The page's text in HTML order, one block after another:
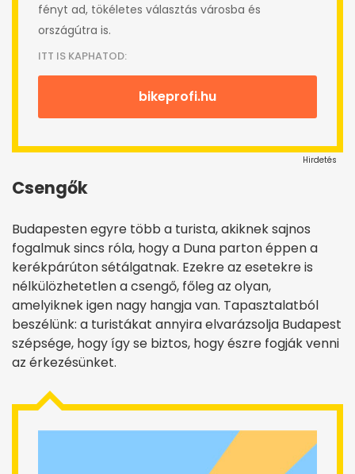
fényt ad, tökéletes választás városba és
országútra is.
ITT IS KAPHATOD:
bikeprofi.hu
Hirdetés
Csengők
Budapesten egyre több a turista, akiknek sajnos
fogalmuk sincs róla, hogy a Duna parton éppen a
kerékpárúton sétálgatnak. Ezekre az esetekre is
nélkülözhetetlen a csengő, főleg az olyan,
amelyiknek igen nagy hangja van. Tapasztalatból
beszélünk: a turistákat annyira elvarázsolja Budapest
szépsége, hogy így se biztos, hogy észre fogják venni
az érkezésünket.